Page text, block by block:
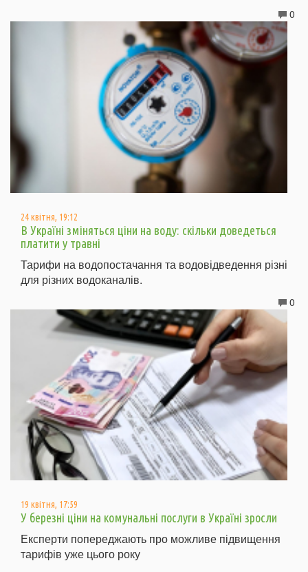
0
24 квітня, 19:12
В Україні зміняться ціни на воду: скільки доведеться
платити у травні
Тарифи на водопостачання та водовідведення різні
для різних водоканалів.
0
19 квітня, 17:59
У березні ціни на комунальні послуги в Україні зросли
Експерти попереджають про можливе підвищення
тарифів уже цього року